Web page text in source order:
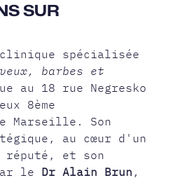
SUR
spécialisée
barbes et
au 18 rue Negresko
8ème
Marseille. Son
au cœur d'un
réputé, et son
le Dr Alain Brun ,